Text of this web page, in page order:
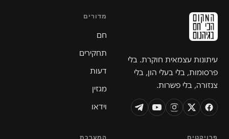
עיתונות עצמאית חוקרת. בלי
פרסומות, בלי בעלי הון, בלי
צנזורה, בלי פשרות.
מדורים
חם
תחקירים
דעות
מגזין
וידאו
פרויקטים המערכת